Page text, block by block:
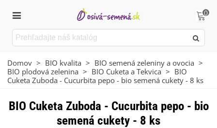
0
Domov > BIO kvalita > BIO semená zeleniny a ovocia >
BIO plodová zelenina > BIO Cuketa a Tekvica > BIO
Cuketa Zuboda - Cucurbita pepo - bio semená cukety - 8 ks
BIO Cuketa Zuboda - Cucurbita pepo - bio
semená cukety - 8 ks